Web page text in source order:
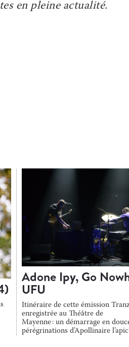
en pleine actualité.
Adone Ipy, Go
UFU
Itinéraire de cette émission
enregistrée au Théâtre de
Mayenne : un démarrage en
pérégrinations d’Apollinaire